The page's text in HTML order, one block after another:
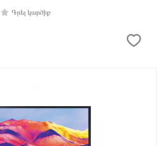
Գրել կարծիք